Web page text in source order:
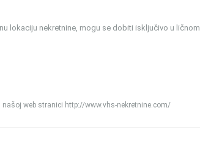
lokaciju nekretnine, mogu se dobiti isključivo u ličnom
web stranici http://www.vhs-nekretnine.com/